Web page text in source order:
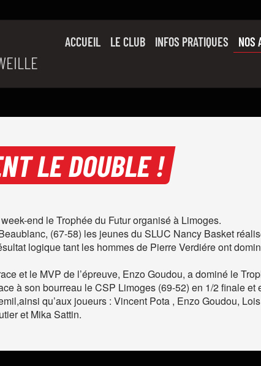
ACCUEIL
LE CLUB
L’ÉQUIPE PRO
INFOS PRATIQUES NOS
LE DOUBLE !
end le Trophée du Futur organisé à Limoges.
(67-58) les jeunes du SLUC Nancy Basket
logique tant les hommes de Pierre Verdiére ont
et le MVP de l’épreuve, Enzo Goudou, a dominé le
à son bourreau le CSP Limoges (69-52) en 1/2 finale
qu’aux joueurs : Vincent Pota , Enzo Goudou,
et Mika Sattin.